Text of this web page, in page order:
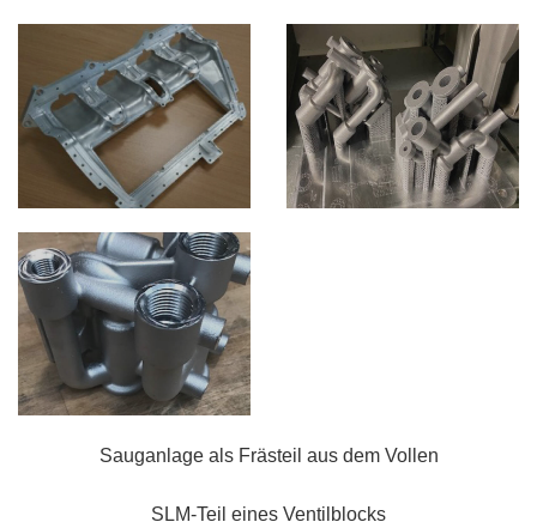
Sauganlage als Frästeil aus dem Vollen
SLM-Teil eines Ventilblocks